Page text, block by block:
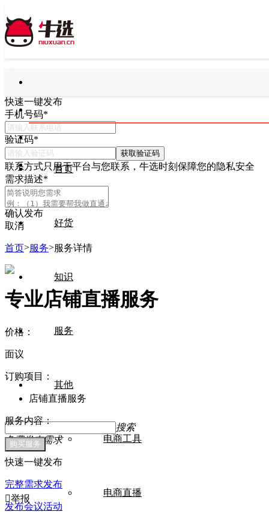
首页
好货
知识
服务
其他
电商工具
电商直播
搜索
免费发布需求
快速一键发布
完整需求发布
发布会议活动
快速一键发布
手机号码*
验证码*
获取验证码
联系方式只用于平台与您联系，牛选时刻保障您的隐私安全
需求描述*
确认发布
取消
首页>服务>服务详情
专业店铺直播服务
价格：
面议
订购项目：
店铺直播服务
服务内容：
举报